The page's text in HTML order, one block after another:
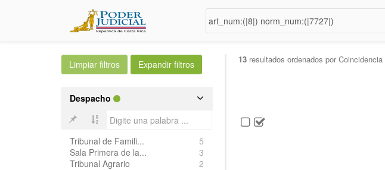
Despacho
Tribunal de Famili...
5
Sala Primera de la...
3
Tribunal Agrario
2
13resultados ordenados por Coincidencia